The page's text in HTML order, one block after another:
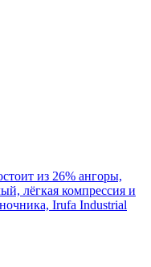
из 26% ангоры,
лёгкая компрессия и
Irufa Industrial